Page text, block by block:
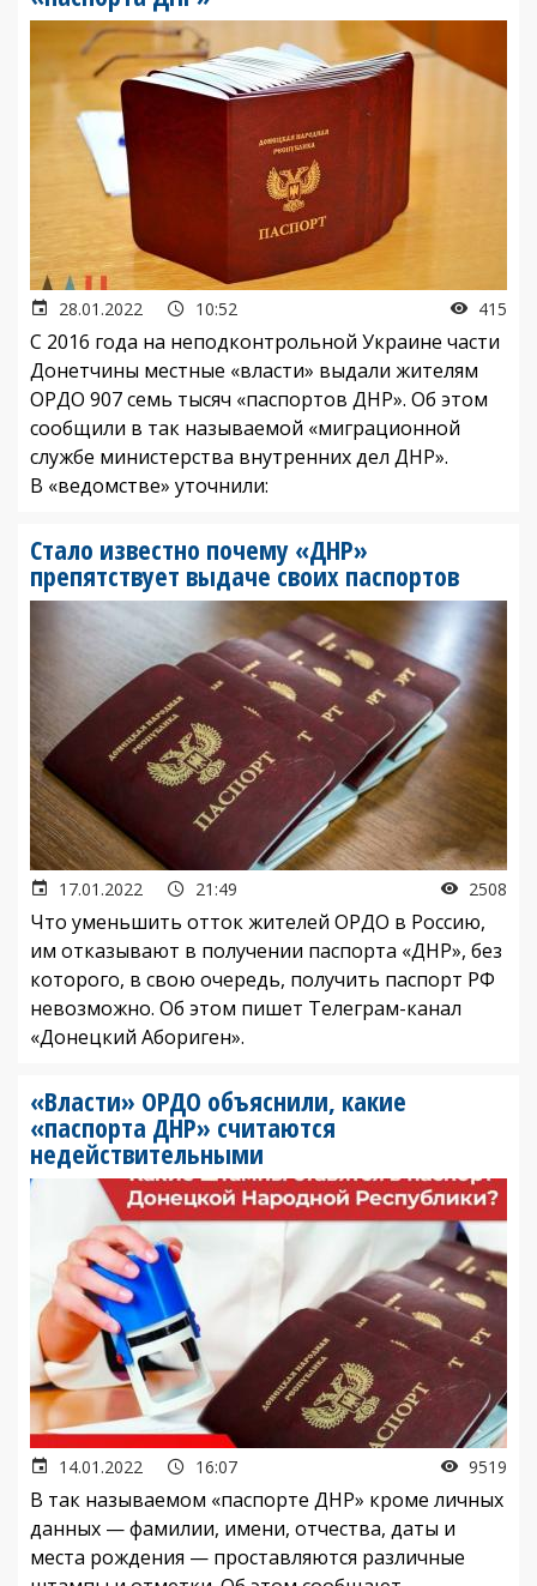
28.01.2022 10:52 415
С 2016 года на неподконтрольной Украине части
Донетчины местные «власти» выдали жителям
ОРДО 907 семь тысяч «паспортов ДНР». Об этом
сообщили в так называемой «миграционной
службе министерства внутренних дел ДНР».
В «ведомстве» уточнили:
Стало известно почему «ДНР»
препятствует выдаче своих паспортов
17.01.2022 21:49 2508
Что уменьшить отток жителей ОРДО в Россию,
им отказывают в получении паспорта «ДНР», без
которого, в свою очередь, получить паспорт РФ
невозможно. Об этом пишет Телеграм-канал
«Донецкий Абориген».
«Власти» ОРДО объяснили, какие
«паспорта ДНР» считаются
недействительными
14.01.2022 16:07 9519
В так называемом «паспорте ДНР» кроме личных
данных — фамилии, имени, отчества, даты и
места рождения — проставляются различные